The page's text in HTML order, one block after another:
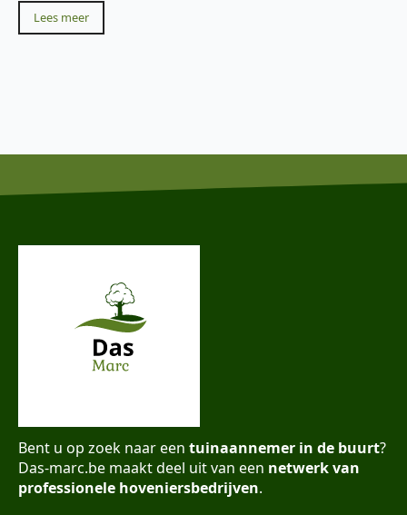
Lees meer
Bent u op zoek naar een tuinaannemer in de buurt?
Das-marc.be maakt deel uit van een netwerk van
professionele hoveniersbedrijven.